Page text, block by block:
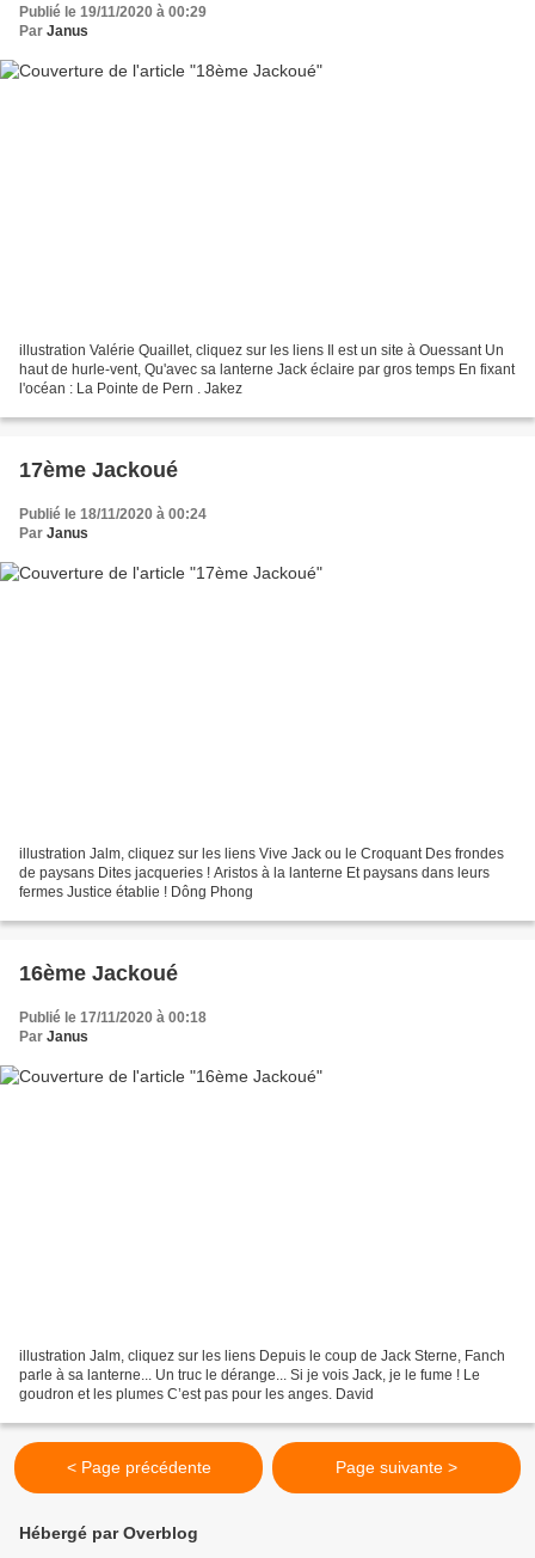
Publié le 19/11/2020 à 00:29
Par Janus
illustration Valérie Quaillet, cliquez sur les liens Il est un site à Ouessant Un
haut de hurle-vent, Qu'avec sa lanterne Jack éclaire par gros temps En fixant
l'océan : La Pointe de Pern . Jakez
17ème Jackoué
Publié le 18/11/2020 à 00:24
Par Janus
illustration Jalm, cliquez sur les liens Vive Jack ou le Croquant Des frondes
de paysans Dites jacqueries ! Aristos à la lanterne Et paysans dans leurs
fermes Justice établie ! Dông Phong
16ème Jackoué
Publié le 17/11/2020 à 00:18
Par Janus
illustration Jalm, cliquez sur les liens Depuis le coup de Jack Sterne, Fanch
parle à sa lanterne... Un truc le dérange... Si je vois Jack, je le fume ! Le
goudron et les plumes C’est pas pour les anges. David
< Page précédente Page suivante >
Hébergé par Overblog